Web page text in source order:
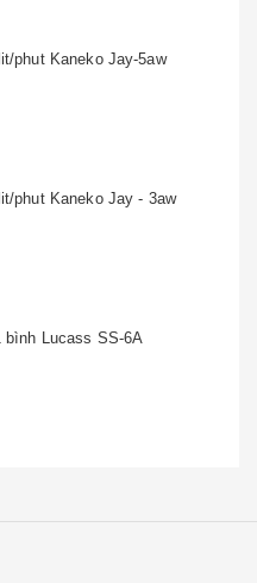
phut Kaneko Jay-5aw
phut Kaneko Jay - 3aw
bình Lucass SS-6A